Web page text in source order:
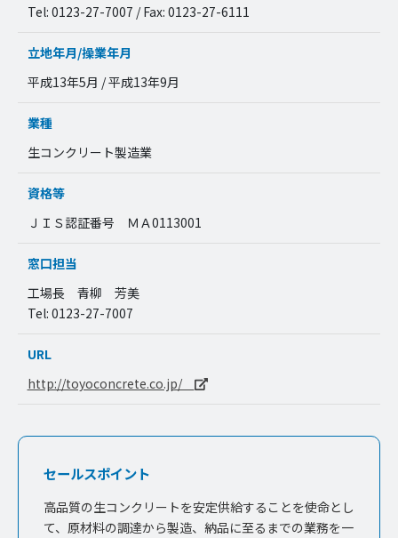
Tel: 0123-27-7007 / Fax: 0123-27-6111
立地年月/操業年月
平成13年5月 / 平成13年9月
業種
生コンクリート製造業
資格等
ＪＩＳ認証番号 ＭＡ0113001
窓口担当
工場長 青柳 芳美
Tel: 0123-27-7007
URL
http://toyoconcrete.co.jp/
セールスポイント
高品質の生コンクリートを安定供給することを使命とし
て、原材料の調達から製造、納品に至るまでの業務を一